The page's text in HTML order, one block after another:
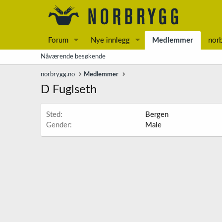
Forum Nye innlegg Medlemmer
Nåværende besøkende
norbrygg.no Medlemmer
D Fuglseth
Sted
Bergen
Gender
Male